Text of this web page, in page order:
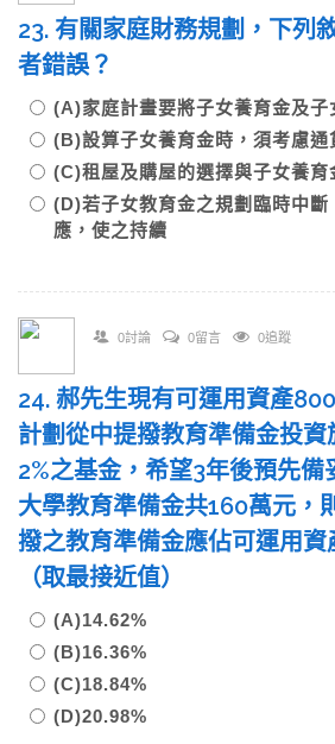
23. 有關家庭財務規劃，下列
者錯誤？
(A)家庭計畫要將子女養育金及
(B)設算子女養育金時，須考慮
(C)租屋及購屋的選擇與子女養
(D)若子女教育金之規劃臨時中斷
應，使之持續
0討論 0留言 0追蹤
24. 郝先生現有可運用資產
計劃從中提撥教育準備金投
2%之基金，希望3年後預先
大學教育準備金共160萬元，
撥之教育準備金應佔可運用資
（取最接近值）
(A)14.62%
(B)16.36%
(C)18.84%
(D)20.98%